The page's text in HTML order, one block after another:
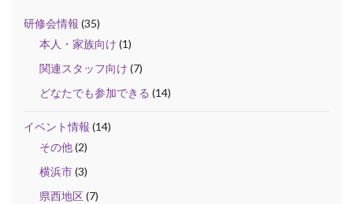
研修会情報 (35)
本人・家族向け (1)
関連スタッフ向け (7)
どなたでも参加できる (14)
イベント情報 (14)
その他(2)
横浜市(3)
県西地区(7)